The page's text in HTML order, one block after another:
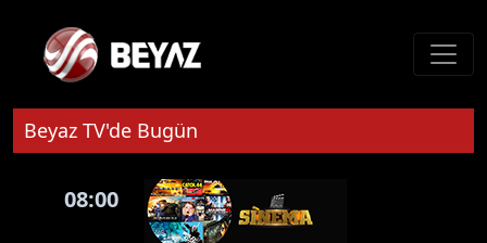
Beyaz TV'de Bugün
08:00